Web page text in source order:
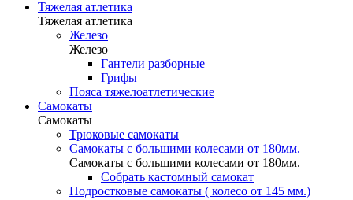
Тяжелая атлетика
Тяжелая атлетика
Железо
Железо
Гантели разборные
Грифы
Пояса тяжелоатлетические
Самокаты
Самокаты
Трюковые самокаты
Самокаты с большими колесами от 180мм.
Самокаты с большими колесами от 180мм.
Собрать кастомный самокат
Подростковые самокаты ( колесо от 145 мм.)